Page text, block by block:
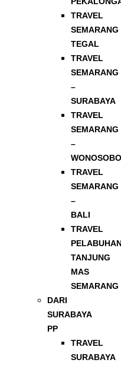
TRAVEL
SEMARANG
TEGAL
TRAVEL
SEMARANG
–
SURABAYA
TRAVEL
SEMARANG
–
WONOSOBO
TRAVEL
SEMARANG
–
BALI
TRAVEL
TANJUNG
MAS
SEMARANG
DARI
SURABAYA
PP
TRAVEL
SURABAYA